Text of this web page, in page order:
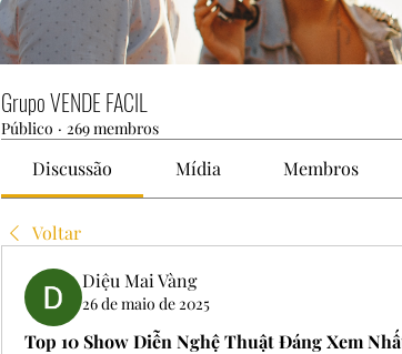
Grupo VENDE FACIL
Público · 269 membros
Discussão Mídia Membros
Voltar
Diệu Mai Vàng
26 de maio de 2025
Top 10 Show Diễn Nghệ Thuật Đáng Xem